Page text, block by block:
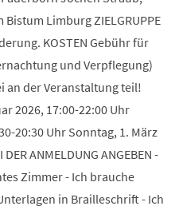
Limburg ZIELGRUPPE
KOSTEN Gebühr für
und Verpflegung)
an der Veranstaltung teil!
2026, 17:00-22:00 Uhr
20:30 Uhr Sonntag, 1. März
ANMELDUNG ANGEBEN -
Zimmer - Ich brauche
in Brailleschrift - Ich